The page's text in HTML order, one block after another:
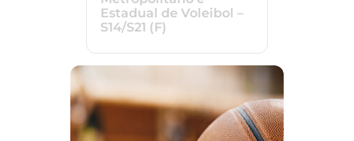
Estadual de Voleibol –
S14/S21 (F)